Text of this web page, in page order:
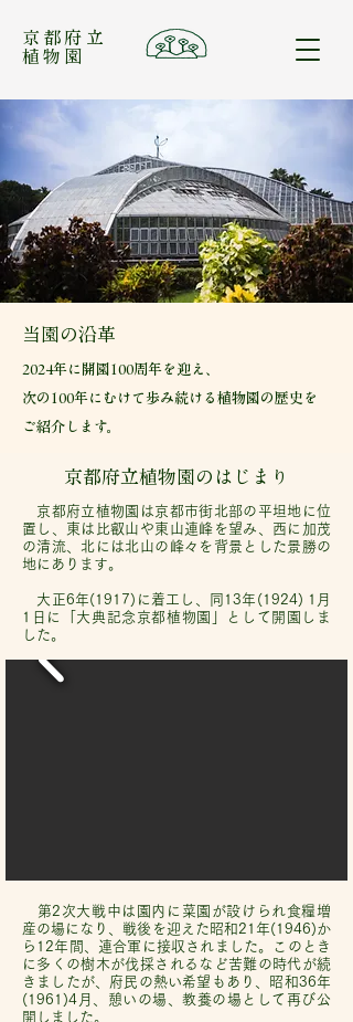
​京都府立
植物園
当園の沿革
2024年に開園100周年を迎え、
次の100年にむけて歩み続ける植物園の歴史を
ご紹介します。
京都府立植物園のはじまり
京都府立植物園は京都市街北部の平坦地に位
置し、東は比叡山や東山連峰を望み、西に加茂
の清流、北には北山の峰々を背景とした景勝の
地にあります。
大正6年(1917)に着工し、同13年(1924) 1月
1日に「大典記念京都植物園」として開園しま
した。
第2次大戦中は園内に菜園が設けられ食糧増
産の場になり、戦後を迎えた昭和21年(1946)か
ら12年間、連合軍に接収されました。このとき
に多くの樹木が伐採されるなど苦難の時代が続
きましたが、府民の熱い希望もあり、昭和36年
(1961)4月、憩いの場、教養の場として再び公
開しました。